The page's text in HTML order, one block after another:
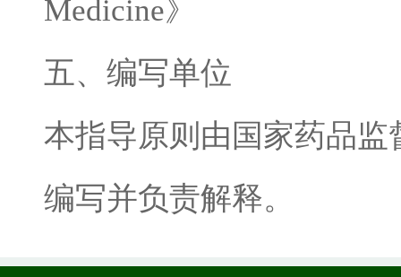
Medicine》
五、编写单位
本指导原则由国家药品
编写并负责解释。